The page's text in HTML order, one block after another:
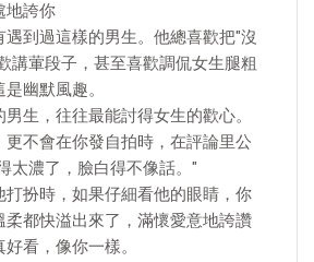
地誇你
到過這樣的男生。他總喜歡把"沒
講葷段子，甚至喜歡調侃女生腿粗
幽默風趣。
生，往往最能討得女生的歡心。
更不會在你發自拍時，在評論里公
太濃了，臉白得不像話。"
打扮時，如果仔細看他的眼睛，你
柔都快溢出來了，滿懷愛意地誇讚
看，像你一樣。